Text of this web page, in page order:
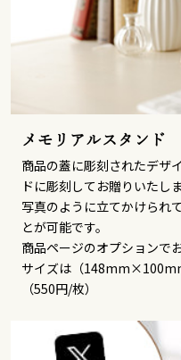
メモリアルスタンド
商品の蓋に彫刻されたデザ
ドに彫刻してお贈りいたしま
写真のように立てかけられ
とが可能です。
商品ページのオプションで
サイズは（
（550円/枚）